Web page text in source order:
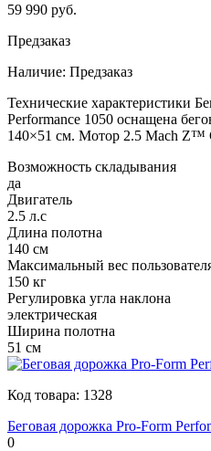
59 990 руб.
Предзаказ
Наличие: Предзаказ
Технические характеристики
Performance 1050 оснащена
140×51 см. Мотор 2.5 Mach Z™
Возможность складывания
да
Двигатель
2.5 л.с
Длина полотна
140 см
Максимальный вес
150 кг
Регулировка угла наклона
электрическая
Ширина полотна
51 см
Код товара: 1328
Беговая дорожка Pro-Form
0